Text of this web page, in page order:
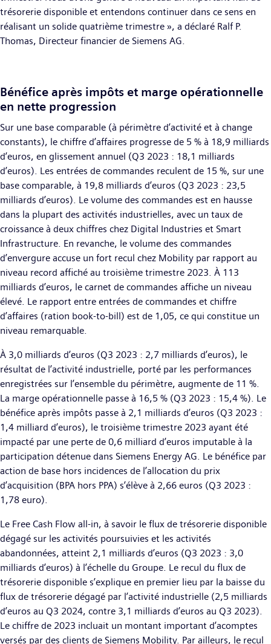
trésorerie disponible et entendons continuer dans ce sens en
réalisant un solide quatrième trimestre », a déclaré Ralf P.
Thomas, Directeur financier de Siemens AG.
Bénéfice après impôts et marge opérationnelle
en nette progression
Sur une base comparable (à périmètre d’activité et à change
constants), le chiffre d’affaires progresse de 5 % à 18,9 milliards
d’euros, en glissement annuel (Q3 2023 : 18,1 milliards
d’euros). Les entrées de commandes reculent de 15 %, sur une
base comparable, à 19,8 milliards d’euros (Q3 2023 : 23,5
milliards d’euros). Le volume des commandes est en hausse
dans la plupart des activités industrielles, avec un taux de
croissance à deux chiffres chez Digital Industries et Smart
Infrastructure. En revanche, le volume des commandes
d’envergure accuse un fort recul chez Mobility par rapport au
niveau record affiché au troisième trimestre 2023. À 113
milliards d’euros, le carnet de commandes affiche un niveau
élevé. Le rapport entre entrées de commandes et chiffre
d’affaires (ration book-to-bill) est de 1,05, ce qui constitue un
niveau remarquable.
À 3,0 milliards d’euros (Q3 2023 : 2,7 milliards d’euros), le
résultat de l’activité industrielle, porté par les performances
enregistrées sur l’ensemble du périmètre, augmente de 11 %.
La marge opérationnelle passe à 16,5 % (Q3 2023 : 15,4 %). Le
bénéfice après impôts passe à 2,1 milliards d’euros (Q3 2023 :
1,4 milliard d’euros), le troisième trimestre 2023 ayant été
impacté par une perte de 0,6 milliard d’euros imputable à la
participation détenue dans Siemens Energy AG. Le bénéfice par
action de base hors incidences de l’allocation du prix
d’acquisition (BPA hors PPA) s’élève à 2,66 euros (Q3 2023 :
1,78 euro).
Le Free Cash Flow all-in, à savoir le flux de trésorerie disponible
dégagé sur les activités poursuivies et les activités
abandonnées, atteint 2,1 milliards d’euros (Q3 2023 : 3,0
milliards d’euros) à l’échelle du Groupe. Le recul du flux de
trésorerie disponible s’explique en premier lieu par la baisse du
flux de trésorerie dégagé par l’activité industrielle (2,5 milliards
d’euros au Q3 2024, contre 3,1 milliards d’euros au Q3 2023).
Le chiffre de 2023 incluait un montant important d’acomptes
versés par des clients de Siemens Mobility. Par ailleurs, le recul